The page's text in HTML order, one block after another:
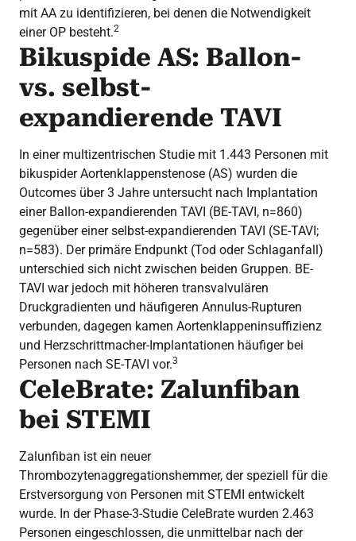
mit AA zu identifizieren, bei denen die Notwendigkeit
einer OP besteht.2
Bikuspide AS: Ballon-
vs. selbst-
expandierende TAVI
In einer multizentrischen Studie mit 1.443 Personen mit
bikuspider Aortenklappenstenose (AS) wurden die
Outcomes über 3 Jahre untersucht nach Implantation
einer Ballon-expandierenden TAVI (BE-TAVI, n=860)
gegenüber einer selbst-expandierenden TAVI (SE-TAVI;
n=583). Der primäre Endpunkt (Tod oder Schlaganfall)
unterschied sich nicht zwischen beiden Gruppen. BE-
TAVI war jedoch mit höheren transvalvulären
Druckgradienten und häufigeren Annulus-Rupturen
verbunden, dagegen kamen Aortenklappeninsuffizienz
und Herzschrittmacher-Implantationen häufiger bei
Personen nach SE-TAVI vor.3
CeleBrate: Zalunfiban
bei STEMI
Zalunfiban ist ein neuer
Thrombozytenaggregationshemmer, der speziell für die
Erstversorgung von Personen mit STEMI entwickelt
wurde. In der Phase-3-Studie CeleBrate wurden 2.463
Personen eingeschlossen, die unmittelbar nach der